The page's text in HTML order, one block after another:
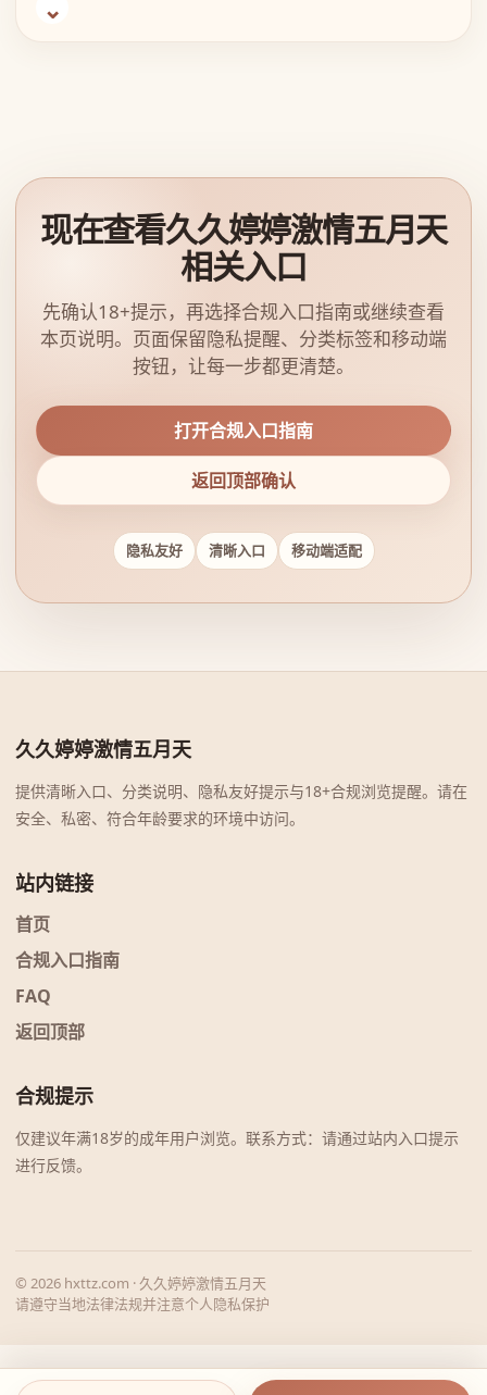
现在查看久久婷婷激情五月天
相关入口
先确认18+提示，再选择合规入口指南或继续查看
本页说明。页面保留隐私提醒、分类标签和移动端
按钮，让每一步都更清楚。
打开合规入口指南
返回顶部确认
隐私友好 清晰入口 移动端适配
久久婷婷激情五月天
提供清晰入口、分类说明、隐私友好提示与18+合规浏览提醒。请在
安全、私密、符合年龄要求的环境中访问。
站内链接
首页
合规入口指南
FAQ
返回顶部
合规提示
仅建议年满18岁的成年用户浏览。联系方式：请通过站内入口提示
进行反馈。
© 2026 hxttz.com · 久久婷婷激情五月天
请遵守当地法律法规并注意个人隐私保护